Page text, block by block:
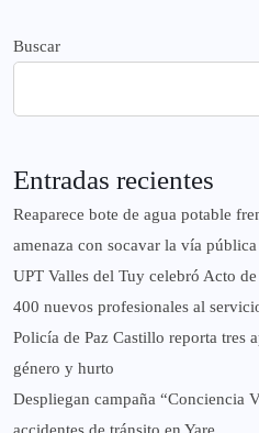
Buscar
Entradas recientes
Reaparece bote de agua potable
amenaza con socavar la vía pública
UPT Valles del Tuy celebró Acto
400 nuevos profesionales al
‎Policía de Paz Castillo reporta tres
género y hurto
‎Despliegan campaña “Conciencia